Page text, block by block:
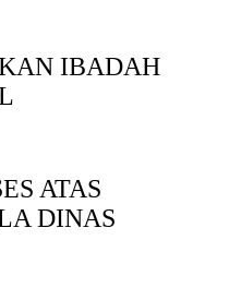
IBADAH
ATAS
DINAS